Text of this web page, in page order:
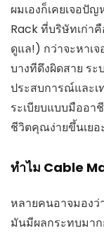
ผมเองก็เคยเจอปั
Rack ที่บริษัทเก่า
ดูแล!) กว่าจะหาเ
บางทีดึงผิดสาย ร
ประสบการณ์และเ
ระเบียบแบบมืออา
ชีวิตคุณง่ายขึ้นเย
ทำไม Cable
หลายคนอาจมองว่
มันมีผลกระทบมา